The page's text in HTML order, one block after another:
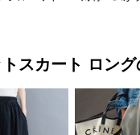
スカート ロング